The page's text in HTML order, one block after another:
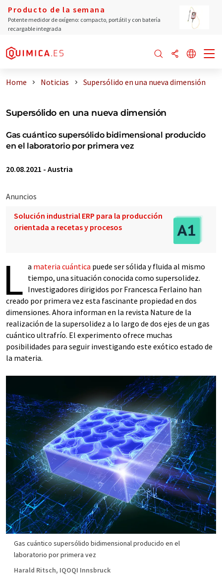
Producto de la semana
Potente medidor de oxígeno: compacto, portátil y con batería
recargable integrada
Home Noticias Supersólido en una nueva dimensión
Supersólido en una nueva dimensión
Gas cuántico supersólido bidimensional producido
en el laboratorio por primera vez
20.08.2021 - Austria
Anuncios
Solución industrial ERP para la producción
orientada a recetas y procesos
L a materia cuántica puede ser sólida y fluida al mismo
tiempo, una situación conocida como supersolidez.
Investigadores dirigidos por Francesca Ferlaino han
creado por primera vez esta fascinante propiedad en dos
dimensiones. Ahora informan en la revista Nature de la
realización de la supersolidez a lo largo de dos ejes de un gas
cuántico ultrafrío. El experimento ofrece muchas
posibilidades para seguir investigando este exótico estado de
la materia.
Gas cuántico supersólido bidimensional producido en el
laboratorio por primera vez
Harald Ritsch, IQOQI Innsbruck